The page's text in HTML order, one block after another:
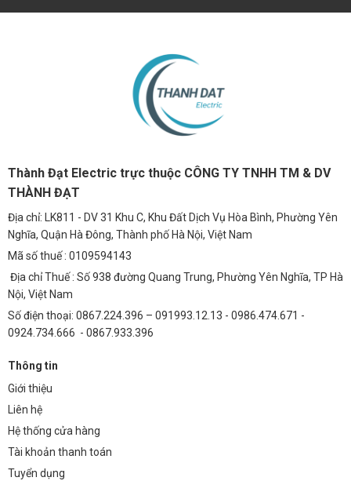
Thành Đạt Electric trực thuộc CÔNG TY TNHH TM & DV
THÀNH ĐẠT
Địa chỉ: LK811 - DV 31 Khu C, Khu Đất Dịch Vụ Hòa Bình, Phường Yên
Nghĩa, Quận Hà Đông, Thành phố Hà Nội, Việt Nam
Mã số thuế : 0109594143
Địa chỉ Thuế : Số 938 đường Quang Trung, Phường Yên Nghĩa, TP Hà
Nội, Việt Nam
Số điện thoại: 0867.224.396 – 091993.12.13 - 0986.474.671 -
0924.734.666 - 0867.933.396
Thông tin
Giới thiệu
Liên hệ
Hệ thống cửa hàng
Tài khoản thanh toán
Tuyển dụng